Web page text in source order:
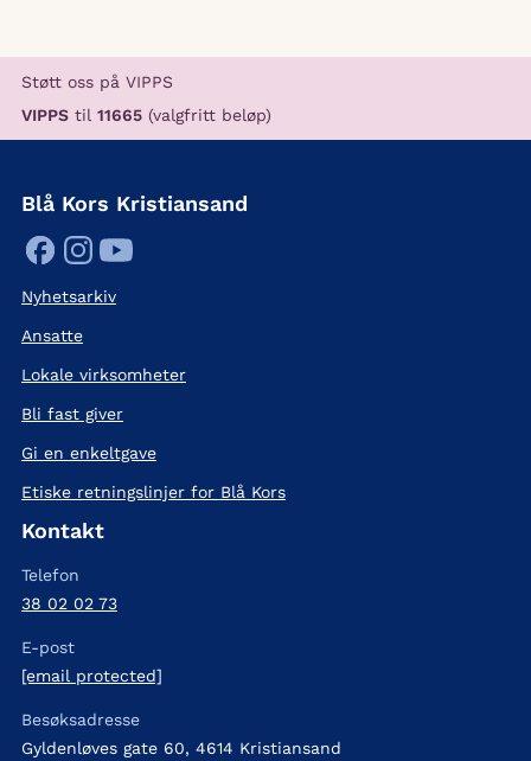
Støtt oss på VIPPS
VIPPS til 11665 (valgfritt beløp)
Blå Kors Kristiansand
Nyhetsarkiv
Ansatte
Lokale virksomheter
Bli fast giver
Gi en enkeltgave
Etiske retningslinjer for Blå Kors
Kontakt
Telefon
38 02 02 73
E-post
[email protected]
Besøksadresse
Gyldenløves gate 60, 4614 Kristiansand